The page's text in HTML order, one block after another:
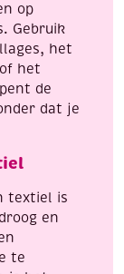
op
Gebruik
het
het
de
dat je
textiel is
en
te